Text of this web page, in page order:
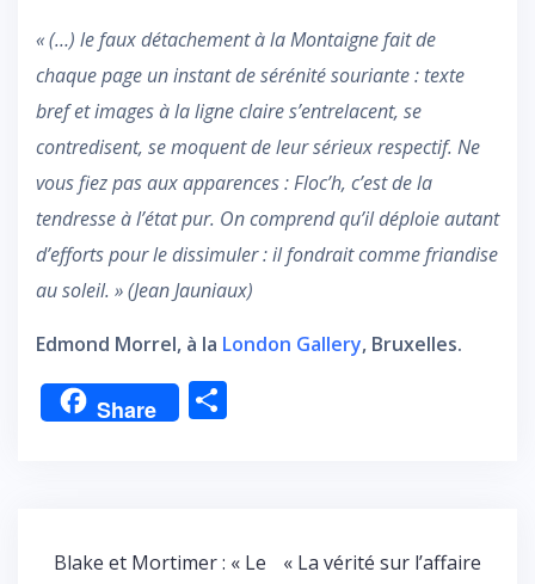
« (…) le faux détachement à la Montaigne fait de
chaque page un instant de sérénité souriante : texte
bref et images à la ligne claire s’entrelacent, se
contredisent, se moquent de leur sérieux respectif. Ne
vous fiez pas aux apparences : Floc’h, c’est de la
tendresse à l’état pur. On comprend qu’il déploie autant
d’efforts pour le dissimuler : il fondrait comme friandise
au soleil. » (Jean Jauniaux)
Edmond Morrel, à la London Gallery, Bruxelles.
Share
er
Navigation
Blake et Mortimer : « Le
« La vérité sur l’affaire